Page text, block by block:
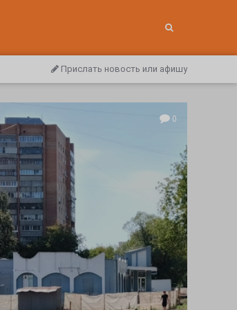
Прислать новость или афишу
0